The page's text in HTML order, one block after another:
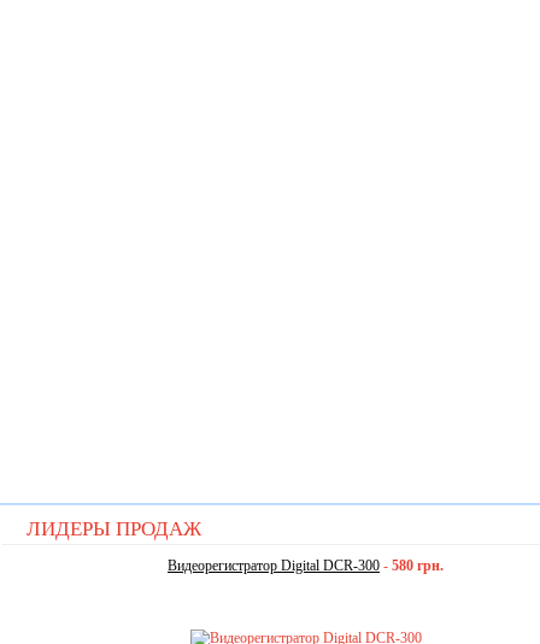
ЛИДЕРЫ ПРОДАЖ
Видеорегистратор Digital DCR-300 - 580 грн.